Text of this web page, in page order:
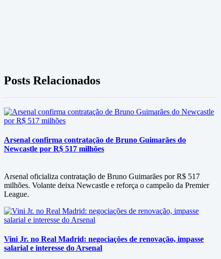
Posts Relacionados
Arsenal confirma contratação de Bruno Guimarães do
Newcastle por R$ 517 milhões
Arsenal oficializa contratação de Bruno Guimarães por R$ 517
milhões. Volante deixa Newcastle e reforça o campeão da Premier
League.
Vini Jr. no Real Madrid: negociações de renovação, impasse
salarial e interesse do Arsenal